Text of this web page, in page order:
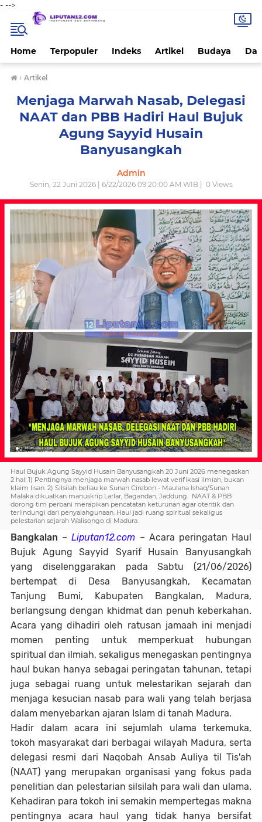
- -->
Home Terpopuler Indeks Artikel Budaya
› Artikel
Menjaga Marwah Nasab, Delegasi
NAAT dan PBB Hadiri Haul Bujuk
Agung Sayyid Husain
Banyusangkah
Admin
Senin, 22 Juni 2026 | 6/22/2026 09:20:00 AM WIB | 0Views
Haul Bujuk Agung Sayyid Husain Banyusangkah 20 Juni 2026 menegaskan
2 hal: 1) Pentingnya menjaga marwah nasab lewat verifikasi ilmiah, bukan
klaim lisan. 2) Silsilah beliau ke Sunan Cirebon - Maulana Ishaq/Sunan
Malaka dikuatkan manuskrip Larlar, Bagandan, Jaddung. NAAT & PBB
dorong tim perbani merapikan pencatatan keturunan agar otentik dan
terlindungi dari penyalahgunaan. Haul jadi ruang spiritual sekaligus
pelestarian sejarah Walisongo di Madura.
Bangkalan –Liputan12.com – Acara peringatan Haul
Bujuk Agung Sayyid Syarif Husain Banyusangkah
yang diselenggarakan pada Sabtu (21/06/2026)
bertempat di Desa Banyusangkah, Kecamatan
Tanjung Bumi, Kabupaten Bangkalan, Madura,
berlangsung dengan khidmat dan penuh keberkahan.
Acara yang dihadiri oleh ratusan jamaah ini menjadi
momen penting untuk memperkuat hubungan
spiritual dan ilmiah, sekaligus menegaskan pentingnya
haul bukan hanya sebagai peringatan tahunan, tetapi
juga sebagai ruang untuk melestarikan sejarah dan
menjaga kesucian nasab para wali yang telah berjasa
dalam menyebarkan ajaran Islam di tanah Madura.
Hadir dalam acara ini sejumlah ulama terkemuka,
tokoh masyarakat dari berbagai wilayah Madura, serta
delegasi resmi dari Naqobah Ansab Auliya til Tis'ah
(NAAT) yang merupakan organisasi yang fokus pada
penelitian dan pelestarian silsilah para wali dan ulama.
Kehadiran para tokoh ini semakin mempertegas makna
pentingnya acara haul yang tidak hanya bersifat